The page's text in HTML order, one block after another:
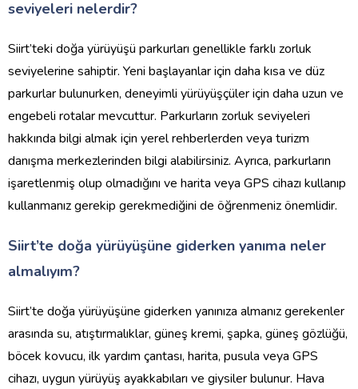
seviyeleri nelerdir?
Siirt’teki doğa yürüyüşü parkurları genellikle farklı zorluk
seviyelerine sahiptir. Yeni başlayanlar için daha kısa ve düz
parkurlar bulunurken, deneyimli yürüyüşçüler için daha uzun ve
engebeli rotalar mevcuttur. Parkurların zorluk seviyeleri
hakkında bilgi almak için yerel rehberlerden veya turizm
danışma merkezlerinden bilgi alabilirsiniz. Ayrıca, parkurların
işaretlenmiş olup olmadığını ve harita veya GPS cihazı kullanıp
kullanmanız gerekip gerekmediğini de öğrenmeniz önemlidir.
Siirt’te doğa yürüyüşüne giderken yanıma neler
almalıyım?
Siirt’te doğa yürüyüşüne giderken yanınıza almanız gerekenler
arasında su, atıştırmalıklar, güneş kremi, şapka, güneş gözlüğü,
böcek kovucu, ilk yardım çantası, harita, pusula veya GPS
cihazı, uygun yürüyüş ayakkabıları ve giysiler bulunur. Hava